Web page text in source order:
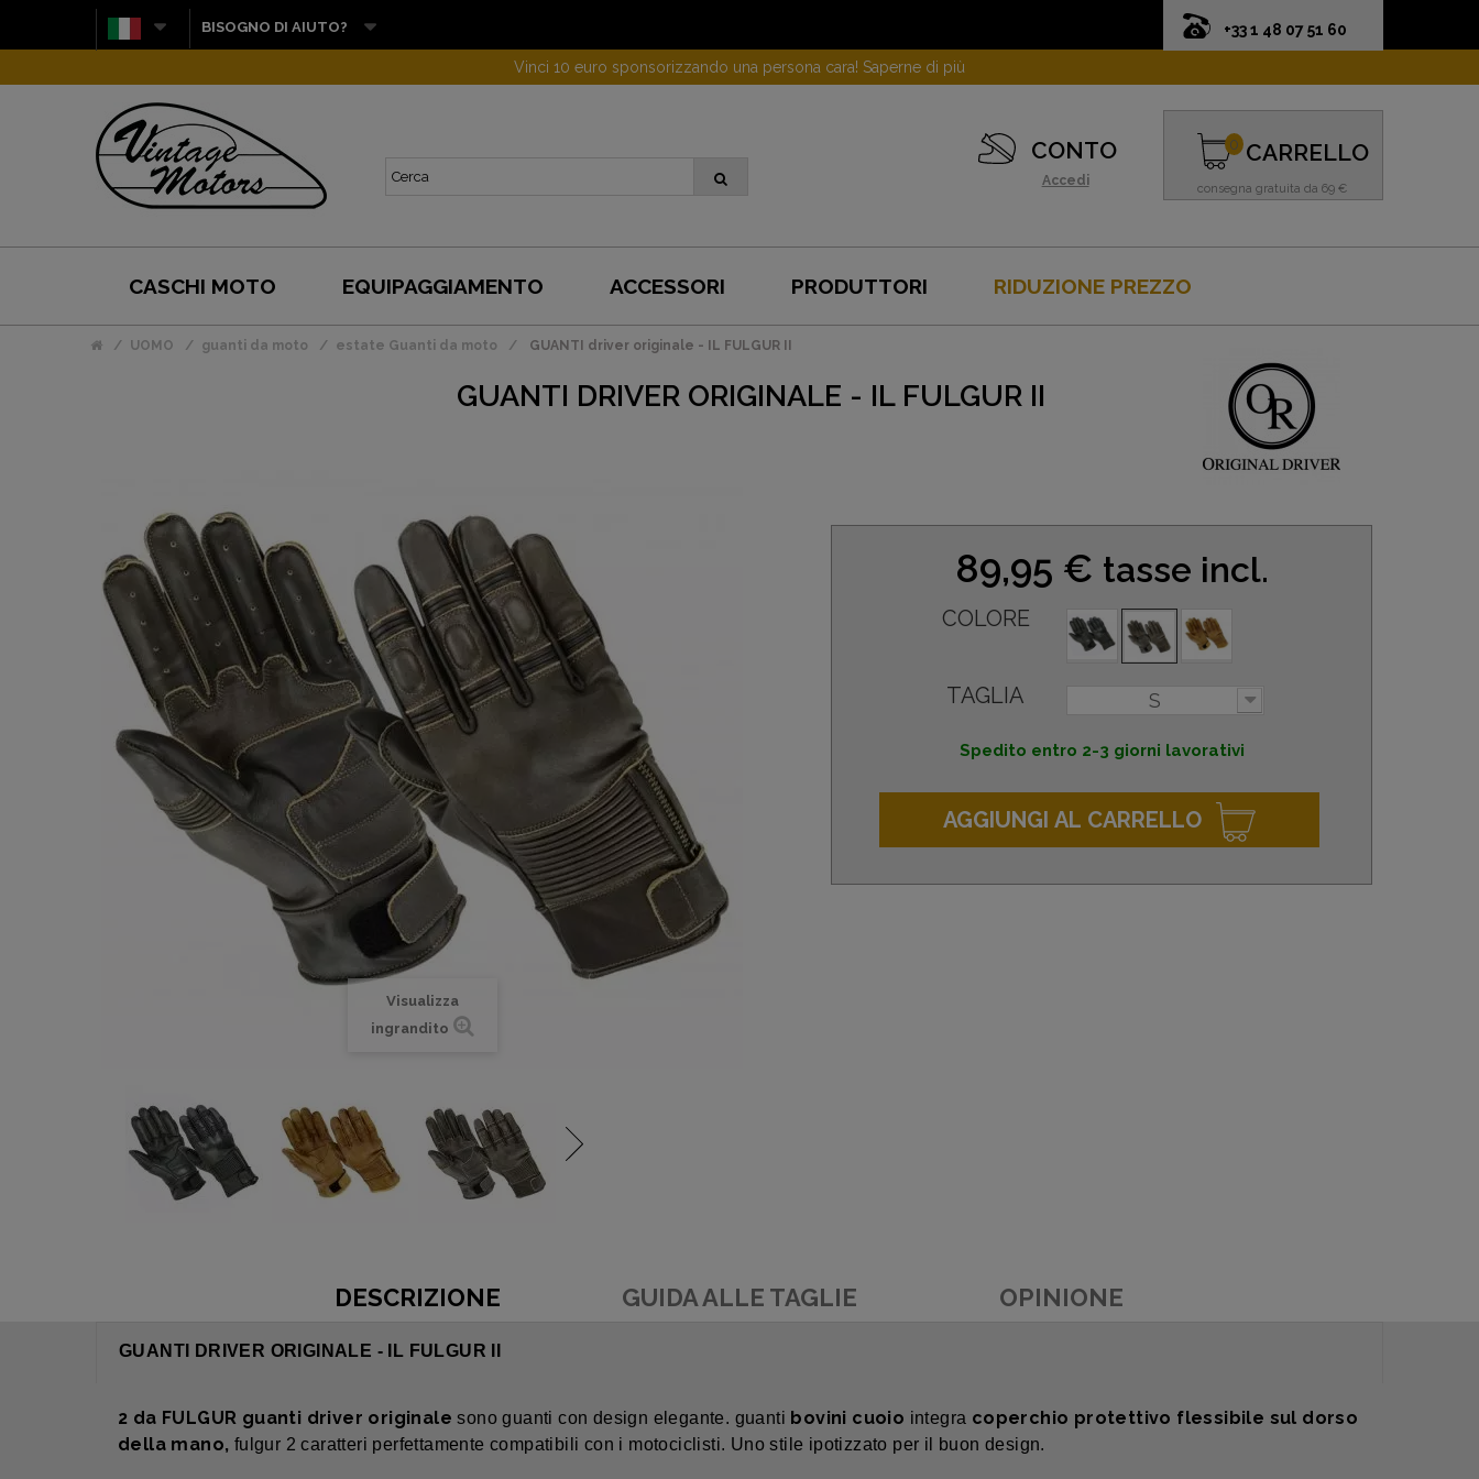
+33 1 48 07 51 60
BISOGNO DI AIUTO?
Vinci 10 euro sponsorizzando una persona cara! Saperne di più
CONTO
Accedi
CARRELLO
consegna gratuita da 69 €
0
CASCHI MOTO EQUIPAGGIAMENTO ACCESSORI PRODUTTORI RIDUZIONE PREZZO
UOMO guanti da moto estate Guanti da moto GUANTI driver originale - IL FULGUR II
GUANTI DRIVER ORIGINALE - IL FULGUR II
Visualizza
ingrandito
89,95 € tasse incl.
COLORE
TAGLIA S
Spedito entro 2-3 giorni lavorativi
AGGIUNGI AL CARRELLO
DESCRIZIONE GUIDA ALLE TAGLIE OPINIONE
GUANTI DRIVER ORIGINALE - IL FULGUR II
2 da FULGUR guanti driver originalesono guanti con design elegante. guanti bovini cuoio integra coperchio protettivo flessibile sul dorso
della mano, fulgur 2 caratteri perfettamente compatibili con i motociclisti. Uno stile ipotizzato per il buon design.